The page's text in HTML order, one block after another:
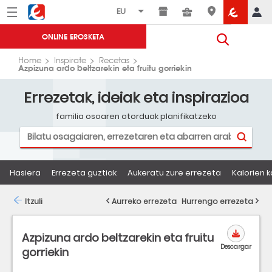
Menú Eroski
ONLINE EROSKETA
Home Inspirate Recetas
Azpizuna ardo beltzarekin eta fruitu gorriekin
Errezetak, ideiak eta inspirazioa
familia osoaren otorduak planifikatzeko
Hasiera Errezeta guztiak Aukeratu zure errezeta Kalorien
Azpizuna ardo beltzarekin eta fruitu
gorriekin
Descargar
Itzuli Aurreko errezeta Hurrengo errezeta